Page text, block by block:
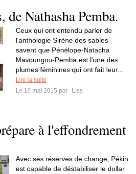
de Nathasha Pemba.
Ceux qui ont entendu parler de
l'anthologie Sirène des sables
savent que Pénélope-Natacha
Mavoungou-Pemba est l'une des
plumes féminines qui ont fait leur...
Lire la suite
Le 16 mai 2015 par
Liss
à l'effondrement
Avec ses réserves de change, Pékin
est capable de déstabiliser le dollar